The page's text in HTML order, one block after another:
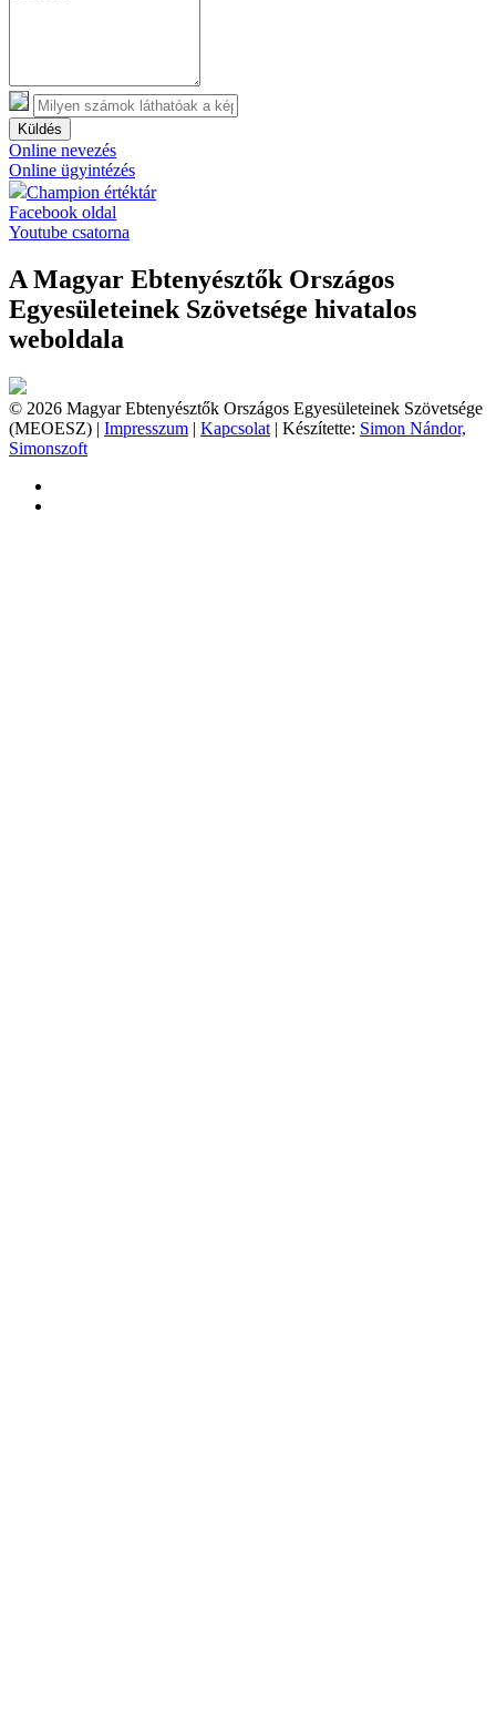
Küldés
Online nevezés
Online ügyintézés
Champion értéktár
Facebook oldal
Youtube csatorna
A Magyar Ebtenyésztők Országos
Egyesületeinek Szövetsége hivatalos
weboldala
© 2026 Magyar Ebtenyésztők Országos Egyesületeinek Szövetsége
(MEOESZ) | Impresszum | Kapcsolat | Készítette: Simon Nándor,
Simonszoft